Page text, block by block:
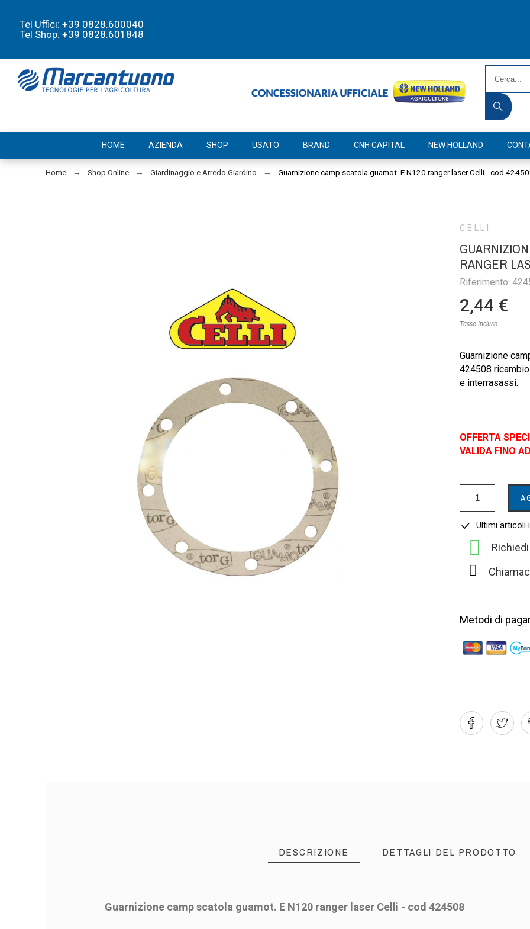
Tel Uffici: +39 0828.600040
Tel Shop: +39 0828.601848
HOME AZIENDA SHOP USATO BRAND CNH CAPITAL NEW HOLLAND
Home Shop Online Giardinaggio e Arredo Giardino Guarnizione camp scatola guamot. E N120 ranger laser Celli - cod
CELLI
RANGER
Riferimento:
2,44 €
Tasse incluse
Guarnizione
424508
e interrasassi.
OFFERTA
VALIDA FINO
Ultimi articoli
Metodi di
DESCRIZIONE DETTAGLI DEL PRODOTTO
Guarnizione camp scatola guamot. E N120 ranger laser Celli - cod 424508